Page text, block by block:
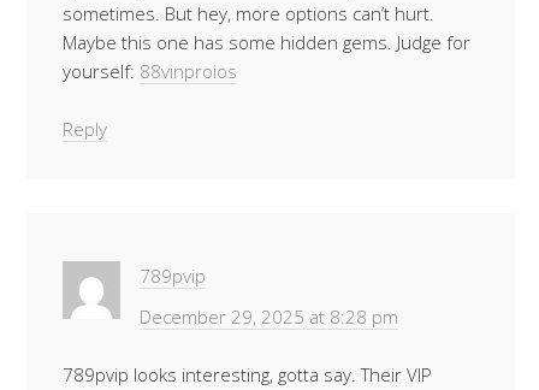
sometimes. But hey, more options can’t hurt.
Maybe this one has some hidden gems. Judge for
yourself: 88vinproios
Reply
789pvip
December 29, 2025 at 8:28 pm
789pvip looks interesting, gotta say. Their VIP